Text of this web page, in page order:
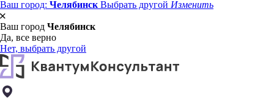
Ваш город: Челябинск Выбрать другой Изменить
Ваш город Челябинск
Да, все верно
Нет, выбрать другой